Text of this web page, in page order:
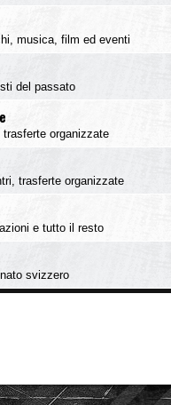
musica, film ed eventi
del passato
organizzate
trasferte organizzate
e tutto il resto
svizzero